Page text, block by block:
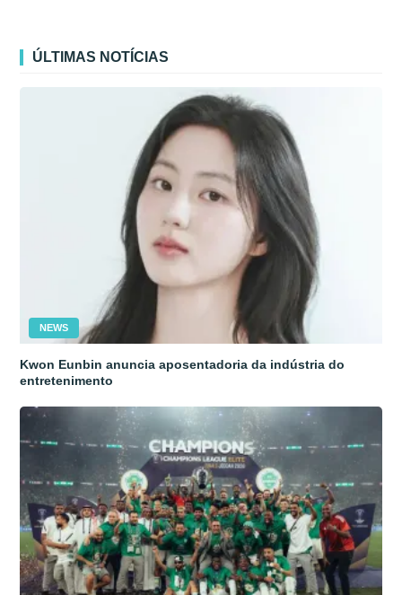
ÚLTIMAS NOTÍCIAS
NEWS
Kwon Eunbin anuncia aposentadoria da indústria do
entretenimento